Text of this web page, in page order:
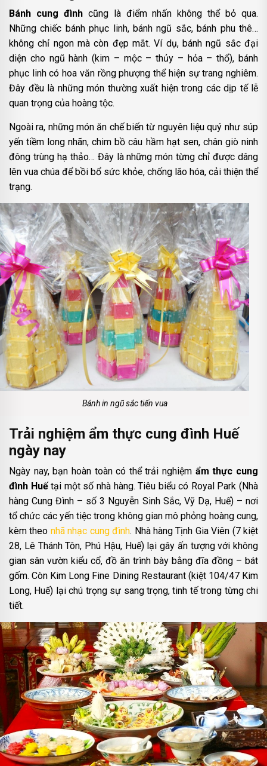
Bánh cung đìnhcũng là điểm nhấn không thể bỏ qua.
Những chiếc bánh phục linh, bánh ngũ sắc, bánh phu thê…
không chỉ ngon mà còn đẹp mắt. Ví dụ, bánh ngũ sắc đại
diện cho ngũ hành (kim – mộc – thủy – hỏa – thổ), bánh
phục linh có hoa văn rồng phượng thể hiện sự trang nghiêm.
Đây đều là những món thường xuất hiện trong các dịp tế lễ
quan trọng của hoàng tộc.
Ngoài ra, những món ăn chế biến từ nguyên liệu quý như súp
yến tiềm long nhãn, chim bồ câu hầm hạt sen, chân giò ninh
đông trùng hạ thảo… Đây là những món từng chỉ được dâng
lên vua chúa để bồi bổ sức khỏe, chống lão hóa, cải thiện thể
trạng.
Bánh in ngũ sắc tiến vua
Trải nghiệm ẩm thực cung đình Huế
ngày nay
Ngày nay, bạn hoàn toàn có thể trải nghiệm ẩm thực cung
đình Huếtại một số nhà hàng. Tiêu biểu có Royal Park (Nhà
hàng Cung Đình – số 3 Nguyễn Sinh Sắc, Vỹ Dạ, Huế) – nơi
tổ chức các yến tiệc trong không gian mô phỏng hoàng cung,
kèm theo nhã nhạc cung đình. Nhà hàng Tịnh Gia Viên (7 kiệt
28, Lê Thánh Tôn, Phú Hậu, Huế) lại gây ấn tượng với không
gian sân vườn kiểu cổ, đồ ăn trình bày bằng đĩa đồng – bát
gốm. Còn Kim Long Fine Dining Restaurant(kiệt 104/47 Kim
Long, Huế) lại chú trọng sự sang trọng, tinh tế trong từng chi
tiết.